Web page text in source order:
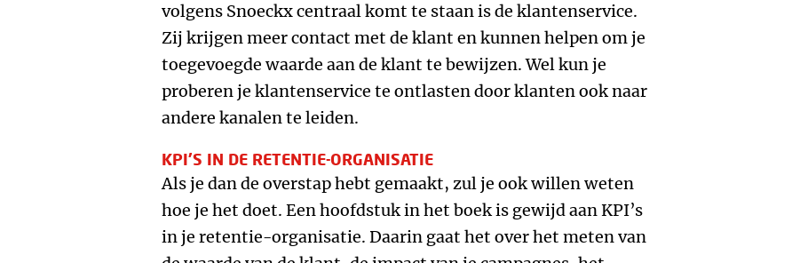
volgens Snoeckx centraal komt te staan is de klantenservice.
Zij krijgen meer contact met de klant en kunnen helpen om je
toegevoegde waarde aan de klant te bewijzen. Wel kun je
proberen je klantenservice te ontlasten door klanten ook naar
andere kanalen te leiden.
KPI’S IN DE RETENTIE-ORGANISATIE
Als je dan de overstap hebt gemaakt, zul je ook willen weten
hoe je het doet. Een hoofdstuk in het boek is gewijd aan KPI’s
in je retentie-organisatie. Daarin gaat het over het meten van